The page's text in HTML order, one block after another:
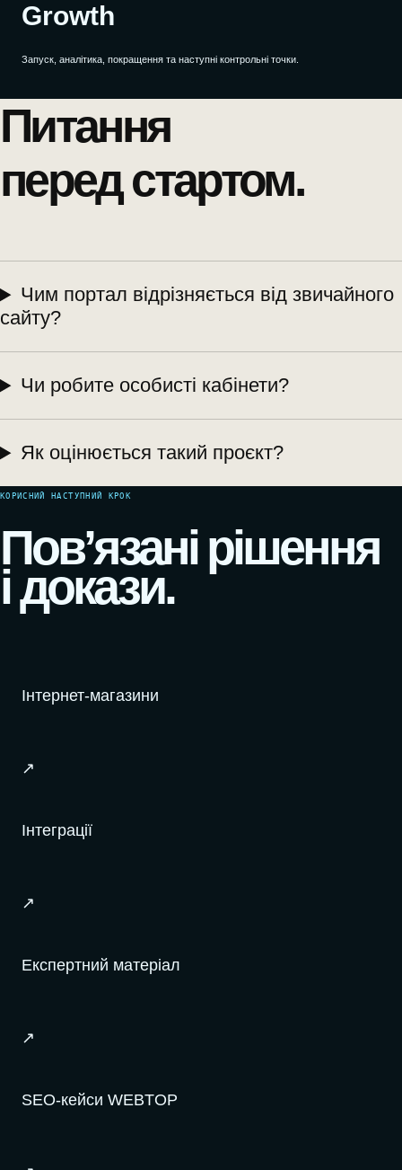
Growth
Запуск, аналітика, покращення та наступні контрольні точки.
Питання
перед стартом.
Чим портал відрізняється від звичайного
сайту?
Чи робите особисті кабінети?
Як оцінюється такий проєкт?
КОРИСНИЙ НАСТУПНИЙ КРОК
Пов’язані рішення
і докази.
Інтернет-магазини
↗
Інтеграції
↗
Експертний матеріал
↗
SEO-кейси WEBTOP